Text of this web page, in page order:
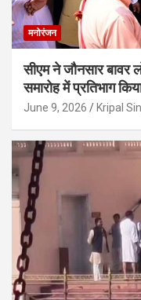
मनोरंजन
सीएम ने जौनसार बावर
समारोह में प्रतिभाग
June 9, 2026 Kripal